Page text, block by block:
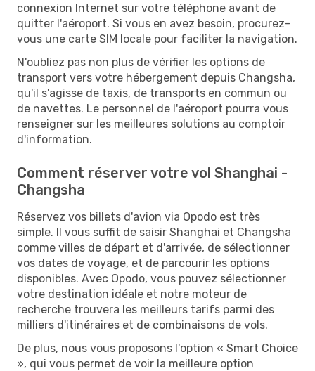
connexion Internet sur votre téléphone avant de
quitter l'aéroport. Si vous en avez besoin, procurez-
vous une carte SIM locale pour faciliter la navigation.
N'oubliez pas non plus de vérifier les options de
transport vers votre hébergement depuis Changsha,
qu'il s'agisse de taxis, de transports en commun ou
de navettes. Le personnel de l'aéroport pourra vous
renseigner sur les meilleures solutions au comptoir
d'information.
Comment réserver votre vol Shanghai -
Changsha
Réservez vos billets d'avion via Opodo est très
simple. Il vous suffit de saisir Shanghai et Changsha
comme villes de départ et d'arrivée, de sélectionner
vos dates de voyage, et de parcourir les options
disponibles. Avec Opodo, vous pouvez sélectionner
votre destination idéale et notre moteur de
recherche trouvera les meilleurs tarifs parmi des
milliers d'itinéraires et de combinaisons de vols.
De plus, nous vous proposons l'option « Smart Choice
», qui vous permet de voir la meilleure option